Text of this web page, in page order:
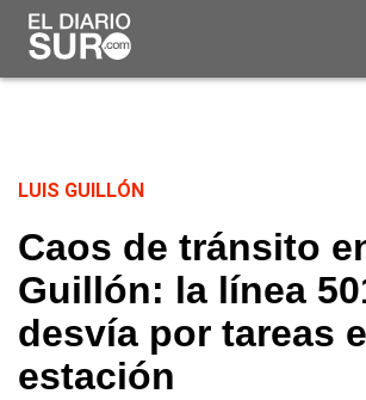
LUIS GUILLÓN
Caos de tránsito
Guillón: la línea
desvía por tareas
estación